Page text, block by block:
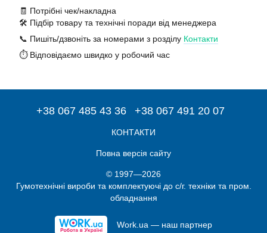
🧾 Потрібні чек/накладна
🛠️ Підбір товару та технічні поради від менеджера
📞 Пишіть/дзвоніть за номерами з розділу Контакти
⏱️ Відповідаємо швидко у робочий час
+38 067 485 43 36 +38 067 491 20 07
КОНТАКТИ
Повна версія сайту
© 1997—2026
Гумотехнічні вироби та комплектуючі до с/г. техніки та пром.
обладнання
Work.ua — наш партнер